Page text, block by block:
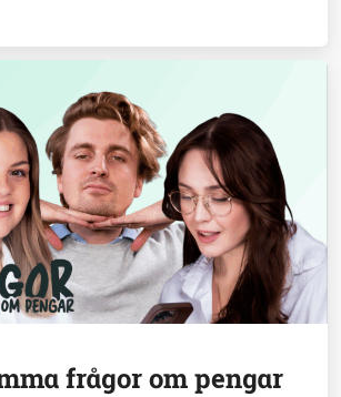
frågor om pengar